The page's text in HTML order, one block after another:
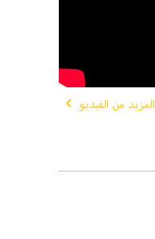
المزيد من الفيديو